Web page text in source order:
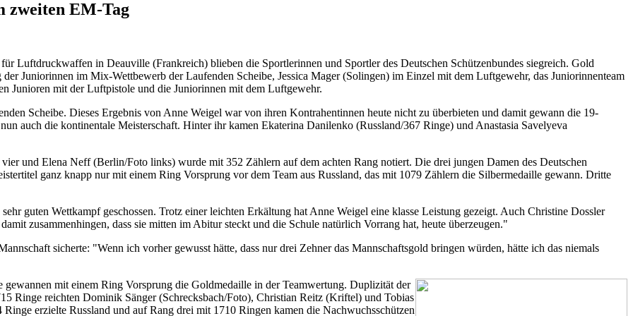
zweiten EM-Tag
Luftdruckwaffen in Deauville (Frankreich) blieben die Sportlerinnen und Sportler des Deutschen Schützenbundes siegreich. Gold
Juniorinnen im Mix-Wettbewerb der Laufenden Scheibe, Jessica Mager (Solingen) im Einzel mit dem Luftgewehr, das Juniorinnenteam
Junioren mit der Luftpistole und die Juniorinnen mit dem Luftgewehr.
Scheibe. Dieses Ergebnis von Anne Weigel war von ihren Kontrahentinnen heute nicht zu überbieten und damit gewann die 19-
auch die kontinentale Meisterschaft. Hinter ihr kamen Ekaterina Danilenko (Russland/367 Ringe) und Anastasia Savelyeva
und Elena Neff (Berlin/Foto links) wurde mit 352 Zählern auf dem achten Rang notiert. Die drei jungen Damen des Deutschen
ganz knapp nur mit einem Ring Vorsprung vor dem Team aus Russland, das mit 1079 Zählern die Silbermedaille gewann. Dritte
guten Wettkampf geschossen. Trotz einer leichten Erkältung hat Anne Weigel eine klasse Leistung gezeigt. Auch Christine Dossler
zusammenhingen, dass sie mitten im Abitur steckt und die Schule natürlich Vorrang hat, heute überzeugen."
sicherte: "Wenn ich vorher gewusst hätte, dass nur drei Zehner das Mannschaftsgold bringen würden, hätte ich das niemals
gewannen mit einem Ring Vorsprung die Goldmedaille in der Teamwertung. Duplizität der
Ringe reichten Dominik Sänger (Schrecksbach/Foto), Christian Reitz (Kriftel) und Tobias
erzielte Russland und auf Rang drei mit 1710 Ringen kamen die Nachwuchsschützen